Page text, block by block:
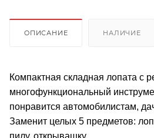
ОПИСАНИЕ НАЛИЧИЕ
Компактная складная лопата с
многофункциональный
понравится автомобилистам,
Заменит целых 5 предметов:
пилу, открывашку.